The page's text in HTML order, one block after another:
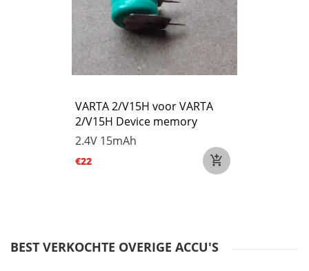
VARTA 2/V15H voor VARTA
2/V15H Device memory
2.4V 15mAh
€22
BEST VERKOCHTE OVERIGE ACCU'S